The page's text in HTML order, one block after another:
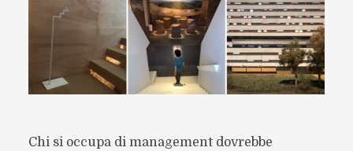
Chi si occupa di management dovrebbe